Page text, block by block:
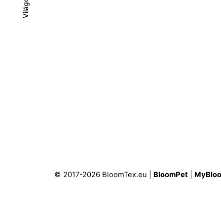
Világos
Világos
Sötét
© 2017-2026 BloomTex.eu | BloomPet